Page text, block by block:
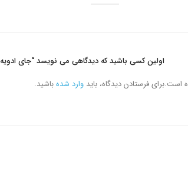
است.
اولین کسی باشید که دیدگاهی می نویسد “جای ادویه 2.2 لیتر ریوالد بیوتی 7022201”
برای فرستادن دیدگاه، باید وارد شدهباشید.